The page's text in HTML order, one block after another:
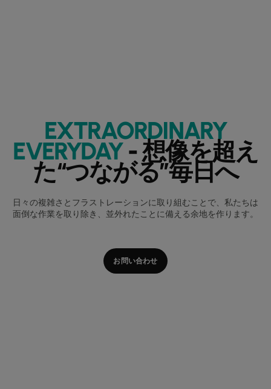
EXTRAORDINARY
EVERYDAY- 想像を超え
た“つながる”毎日へ
日々の複雑さとフラストレーションに取り組むことで、私たちは
面倒な作業を取り除き、並外れたことに備える余地を作ります。
お問い合わせ